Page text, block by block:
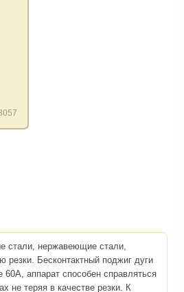
стали, нержавеющие стали,
Бесконтактный поджиг дуги
аппарат способен справляться
не теряя в качестве резки. К